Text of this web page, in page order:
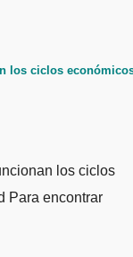
los ciclos
los ciclos
Para encontrar